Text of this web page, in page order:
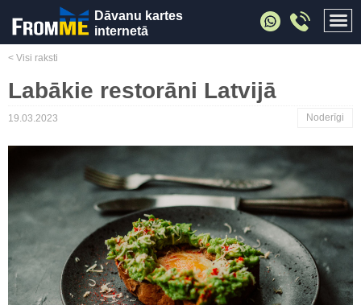
Dāvanu kartes
internetā
< Visi raksti
Labākie restorāni Latvijā
19.03.2023 Noderīgi